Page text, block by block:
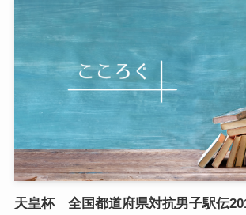
天皇杯 全国都道府県対抗男子駅伝